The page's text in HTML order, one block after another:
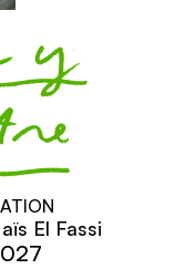
El Fassi